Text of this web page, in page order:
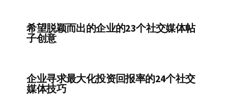
希望脱颖而出的企业的23个社交媒体帖
子创意
企业寻求最大化投资回报率的24个社交
媒体技巧